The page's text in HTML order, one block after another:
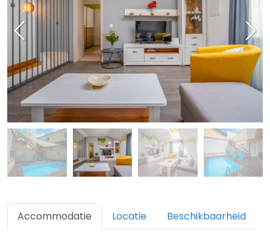
Accommodatie Locatie Beschikbaarheid